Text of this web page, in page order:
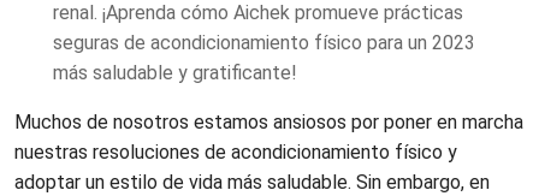
renal. ¡Aprenda cómo Aichek promueve prácticas
seguras de acondicionamiento físico para un 2023
más saludable y gratificante!
Muchos de nosotros estamos ansiosos por poner en marcha
nuestras resoluciones de acondicionamiento físico y
adoptar un estilo de vida más saludable. Sin embargo, en